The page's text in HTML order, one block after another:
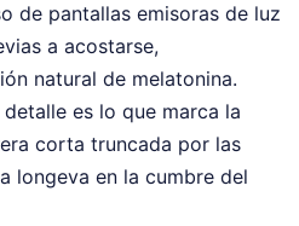
de pantallas emisoras de luz
a acostarse,
natural de melatonina.
es lo que marca la
corta truncada por las
longeva en la cumbre del